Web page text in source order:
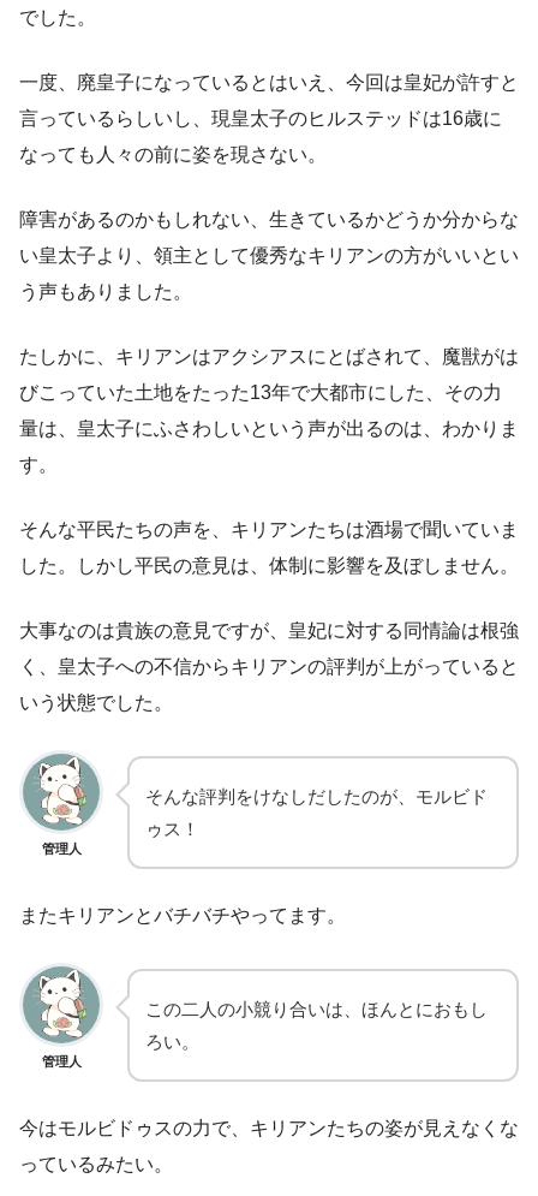
でした。
一度、廃皇子になっているとはいえ、今回は皇妃が許すと
言っているらしいし、現皇太子のヒルステッドは16歳に
なっても人々の前に姿を現さない。
障害があるのかもしれない、生きているかどうか分からな
い皇太子より、領主として優秀なキリアンの方がいいとい
う声もありました。
たしかに、キリアンはアクシアスにとばされて、魔獣がは
びこっていた土地をたった13年で大都市にした、その力
量は、皇太子にふさわしいという声が出るのは、わかりま
す。
そんな平民たちの声を、キリアンたちは酒場で聞いていま
した。しかし平民の意見は、体制に影響を及ぼしません。
大事なのは貴族の意見ですが、皇妃に対する同情論は根強
く、皇太子への不信からキリアンの評判が上がっていると
いう状態でした。
管理人
そんな評判をけなしだしたのが、モルビド
ゥス！
またキリアンとバチバチやってます。
管理人
この二人の小競り合いは、ほんとにおもし
ろい。
今はモルビドゥスの力で、キリアンたちの姿が見えなくな
っているみたい。